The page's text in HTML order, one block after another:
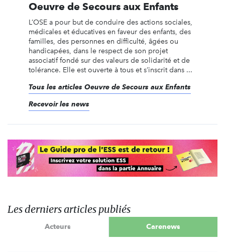
Oeuvre de Secours aux Enfants
L’OSE a pour but de conduire des actions sociales,
médicales et éducatives en faveur des enfants, des
familles, des personnes en difficulté, âgées ou
handicapées, dans le respect de son projet
associatif fondé sur des valeurs de solidarité et de
tolérance. Elle est ouverte à tous et s’inscrit dans ...
Tous les articles Oeuvre de Secours aux Enfants
Recevoir les news
Les derniers articles publiés
Acteurs Carenews